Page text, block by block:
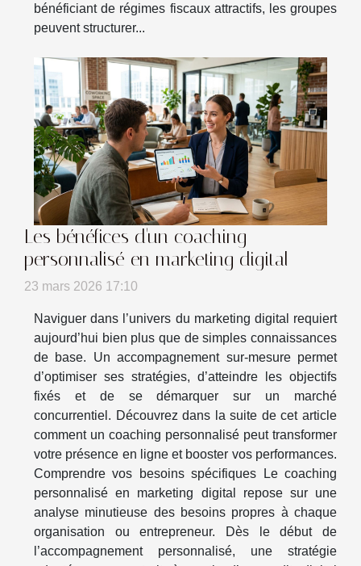
bénéficiant de régimes fiscaux attractifs, les groupes
peuvent structurer...
Les bénéfices d'un coaching
personnalisé en marketing digital
23 mars 2026 17:10
Naviguer dans l’univers du marketing digital requiert
aujourd’hui bien plus que de simples connaissances
de base. Un accompagnement sur-mesure permet
d’optimiser ses stratégies, d’atteindre les objectifs
fixés et de se démarquer sur un marché
concurrentiel. Découvrez dans la suite de cet article
comment un coaching personnalisé peut transformer
votre présence en ligne et booster vos performances.
Comprendre vos besoins spécifiques Le coaching
personnalisé en marketing digital repose sur une
analyse minutieuse des besoins propres à chaque
organisation ou entrepreneur. Dès le début de
l’accompagnement personnalisé, une stratégie